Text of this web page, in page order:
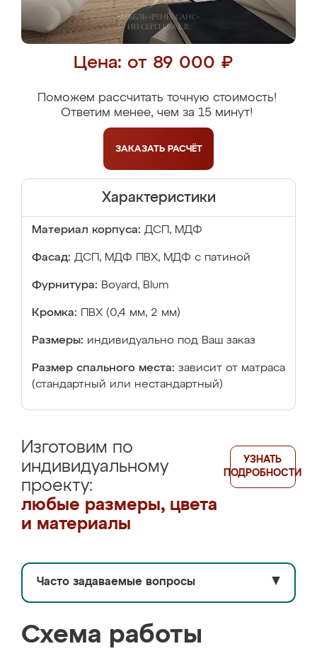
Цена: от 89 000 ₽
Поможем рассчитать точную стоимость!
Ответим менее, чем за 15 минут!
ЗАКАЗАТЬ РАСЧЁТ
Характеристики
Материал корпуса: ДСП, МДФ
Фасад: ДСП, МДФ ПВХ, МДФ с патиной
Фурнитура: Boyard, Blum
Кромка: ПВХ (0,4 мм, 2 мм)
Размеры: индивидуально под Ваш заказ
Размер спального места: зависит от матраса
(стандартный или нестандартный)
Изготовим по
индивидуальному
проекту:
любые размеры, цвета
и материалы
УЗНАТЬ
ПОДРОБНОСТИ
Часто задаваемые вопросы ▼
Схема работы